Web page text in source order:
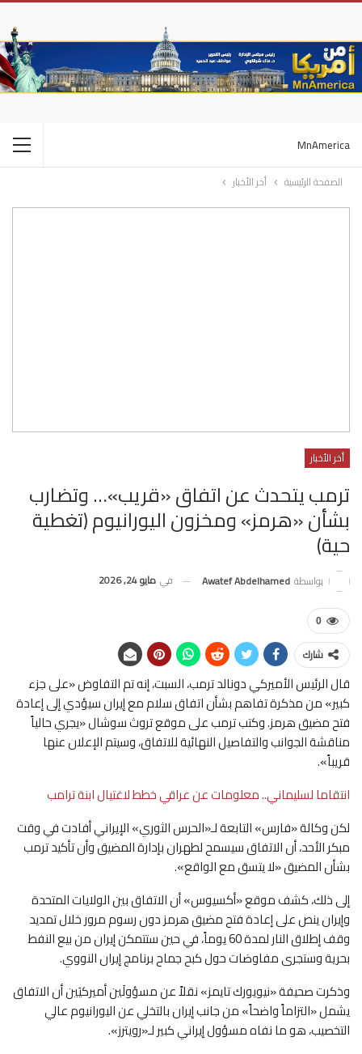
MnAmerica
الصفحة الرئيسية أخر الأخبار
أخر الأخبار
ترمب يتحدث عن اتفاق «قريب»… وتضارب
بشأن «هرمز» ومخزون اليورانيوم (تغطية
حية)
بواسطة Awatef Abdelhamed في مايو 24, 2026
0
شارك
قال الرئيس الأميركي دونالد ترمب، السبت، إنه تم التفاوض «على جزء
كبير» من مذكرة تفاهم بشأن اتفاق سلام مع إيران سيؤدي إلى إعادة
فتح ​مضيق هرمز. وكتب ترمب على موقع تروث سوشال «يجري حالياً
مناقشة الجوانب والتفاصيل النهائية للاتفاق، وسيتم الإعلان عنها
قريباً».
انتقاما لسليماني.. معلومات عن عراقي خطط لاغتيال ابنة ترامب
لكن وكالة «فارس» التابعة لـ«الحرس الثوري» الإيراني أفادت في وقت
مبكر الأحد، أن الاتفاق سيسمح لطهران بإدارة المضيق وأن تأكيد ترمب
بشأن المضيق «لا يتسق مع الواقع».
إلى ذلك، كشف موقع «أكسيوس» أن الاتفاق بين الولايات المتحدة
وإيران ينص على إعادة فتح مضيق هرمز دون رسوم مرور خلال تمديد
وقف إطلاق النار ‌لمدة 60 يوماً، ‌في حين ستتمكن إيران من بيع النفط
بحرية وستجرى مفاوضات حول كبح جماح برنامج إيران ​النووي.
وذكرت صحيفة «نيويورك تايمز» نقلاً عن مسؤولَين أميركيَين أن الاتفاق
يشمل «التزاماً واضحاً» من جانب إيران بالتخلي عن اليورانيوم عالي
التخصيب، هو ما نفاه مسؤول إيراني كبير لـ«رويترز».